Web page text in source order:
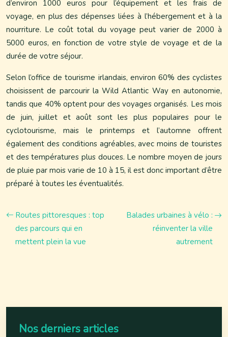
d’environ 1000 euros pour l’équipement et les frais de
voyage, en plus des dépenses liées à l’hébergement et à la
nourriture. Le coût total du voyage peut varier de 2000 à
5000 euros, en fonction de votre style de voyage et de la
durée de votre séjour.
Selon l’office de tourisme irlandais, environ 60% des cyclistes
choisissent de parcourir la Wild Atlantic Way en autonomie,
tandis que 40% optent pour des voyages organisés. Les mois
de juin, juillet et août sont les plus populaires pour le
cyclotourisme, mais le printemps et l’automne offrent
également des conditions agréables, avec moins de touristes
et des températures plus douces. Le nombre moyen de jours
de pluie par mois varie de 10 à 15, il est donc important d’être
préparé à toutes les éventualités.
Routes pittoresques : top
des parcours qui en
mettent plein la vue
Balades urbaines à vélo :
réinventer la ville
autrement
Nos derniers articles